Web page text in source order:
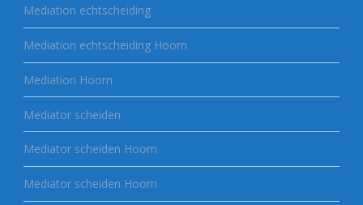
Mediation echtscheiding
Mediation echtscheiding Hoorn
Mediation Hoorn
Mediator scheiden
Mediator scheiden Hoorn
Mediator scheiden Hoorn